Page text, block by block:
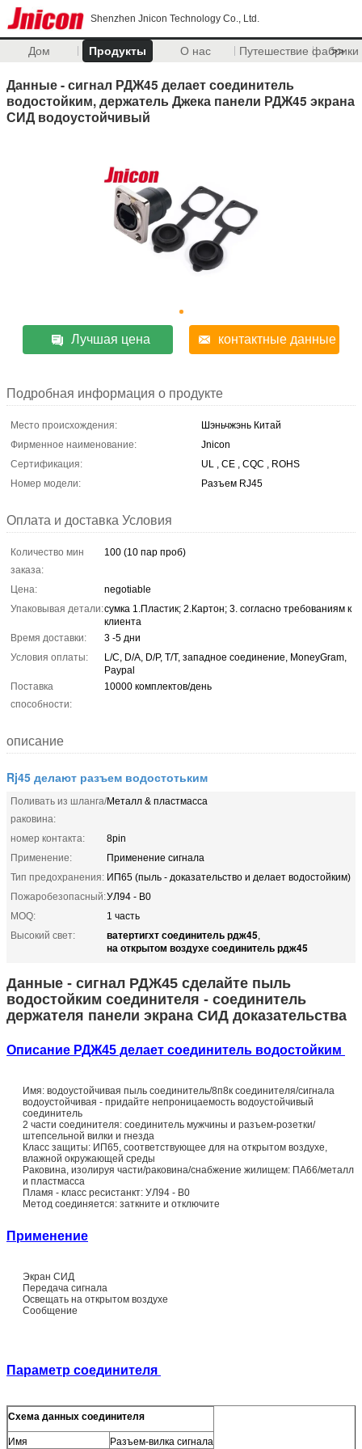
Shenzhen Jnicon Technology Co., Ltd.
Дом Продукты О нас Путешествие фабрики
>>
Данные - сигнал РДЖ45 делает соединитель
водостойким, держатель Джека панели РДЖ45 экрана
СИД водоустойчивый
Лучшая цена контактные данные
Подробная информация о продукте
Место происхождения:
Шэньчжэнь Китай
Фирменное наименование:
Jnicon
Сертификация:
UL , CE , CQC , ROHS
Номер модели:
Разъем RJ45
Оплата и доставка Условия
Количество мин
заказа:
100 (10 пар проб)
Цена:
negotiable
Упаковывая детали:сумка 1.Пластик; 2.Картон; 3. согласно требованиям к
клиента
Время доставки:
3 -5 дни
Условия оплаты:
L/C, D/A, D/P, T/T, западное соединение, MoneyGram,
Paypal
Поставка
способности:
10000 комплектов/день
описание
Rj45 делают разъем водостотьким
Поливать из шланга/
раковина:
Металл & пластмасса
номер контакта:
8pin
Применение:
Применение сигнала
Тип предохранения: ИП65 (пыль - доказательство и делает водостойким)
Пожаробезопасный:УЛ94 - В0
MOQ:
1 часть
Высокий свет:
ватертигхт соединитель рдж45,
на открытом воздухе соединитель рдж45
Данные - сигнал РДЖ45 сделайте пыль
водостойким соединителя - соединитель
держателя панели экрана СИД доказательства
Описание РДЖ45 делает соединитель водостойким
Имя: водоустойчивая пыль соединитель/8п8к соединителя/сигнала
водоустойчивая - придайте непроницаемость водоустойчивый
соединитель
2 части соединителя: соединитель мужчины и разъем-розетки/
штепсельной вилки и гнезда
Класс защиты: ИП65, соответствующее для на открытом воздухе,
влажной окружающей среды
Раковина, изолируя части/раковина/снабжение жилищем: ПА66/металл
и пластмасса
Пламя - класс ресистанкт: УЛ94 - В0
Метод соединяется: заткните и отключите
Применение
Экран СИД
Передача сигнала
Освещать на открытом воздухе
Сообщение
Параметр соединителя
Схема данных соединителя
Имя Разъем-вилка сигнала